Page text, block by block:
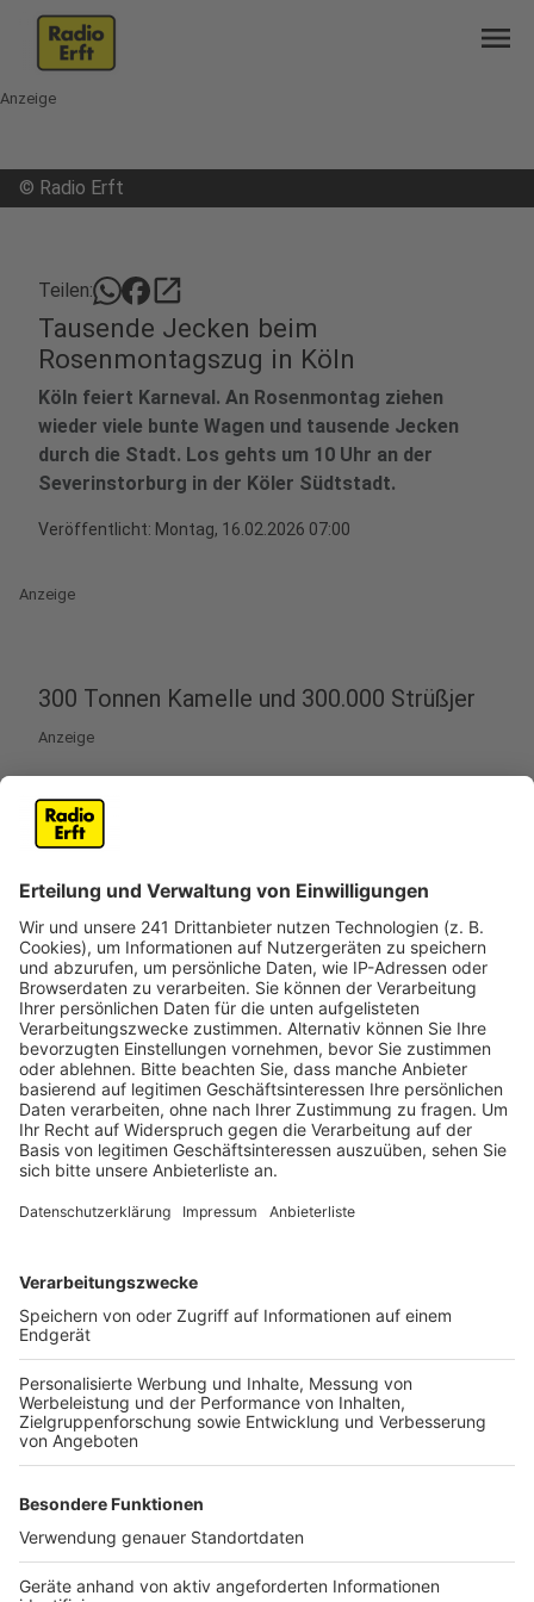
menu
Anzeige
© Radio Erft
Teilen: open_in_new
Tausende Jecken beim
Rosenmontagszug in Köln
Köln feiert Karneval. An Rosenmontag ziehen
wieder viele bunte Wagen und tausende Jecken
durch die Stadt. Los gehts um 10 Uhr an der
Severinstorburg in der Köler Südtstadt.
Veröffentlicht: Montag, 16.02.2026 07:00
Anzeige
300 Tonnen Kamelle und 300.000 Strüßjer
Anzeige
Blümchen, Gardisten und Karnevalsmäuse – sie alle
sind auf dem Weg zum großen Rosenmontagszug in
Köln. Die halbe Stadt ist deshalb abgesperrt. Los
geht's um 10 Uhr in der Kölner Südstadt am
Severinstor. Dann ziehen die Jecken auf dem über 8
Kilometer langen Zugweg durch die Stadt.
Mit dabei sind 20 große Persiflagewagen, über 70
Festwagen und 70 Bagagewagen. Und die haben 300
Tonnen Süßigkeiten an Bord. Ihr könnt also 700.000
Tafeln Schokolade fangen, über 200.000
Pralinenschachteln und 300.000 Strüßjer gehen am
Montag unters jecke Volk. Und nicht nur viele Kamelle
– damit alles sicher bleibt, setzt die Stadt Köln weiter
auf mehr Polizei. Auch an Rosenmontag sind bis zu
wichtigen Stellen – da sind auch heute wieder Sperren
gegen Autos aufgebaut.
Anzeige
Weitere Themen von Rhein und Erft
Anzeige
Mit Bus und Bahn zum Karneval
Kontrollen an Karneval in Köln